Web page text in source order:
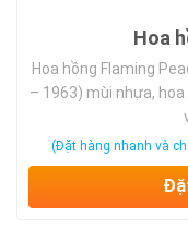
Hoa
Hoa hồng Flaming
– 1963) mùi nhựa,
(Đặt hàng nhanh và